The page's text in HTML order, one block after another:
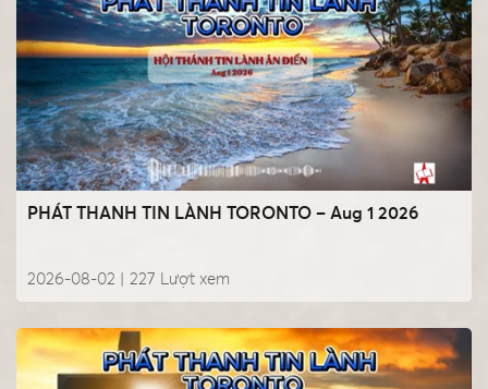
PHÁT THANH TIN LÀNH TORONTO – Aug 1 2026
2026-08-02 | Lượt xem
227